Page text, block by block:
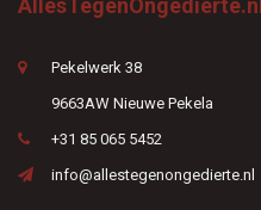
AllesTegenOngedierte.nl
Pekelwerk 38
9663AW Nieuwe Pekela
+31 85 065 5452
info@allestegenongedierte.nl